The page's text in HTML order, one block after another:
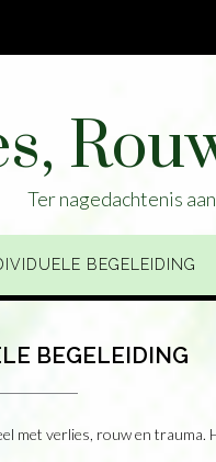
Ter nagedachtenis
BEGELEIDING
BEGELEIDING
met verlies, rouw en trauma.